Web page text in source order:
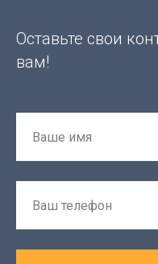
Оставьте свои
вам!